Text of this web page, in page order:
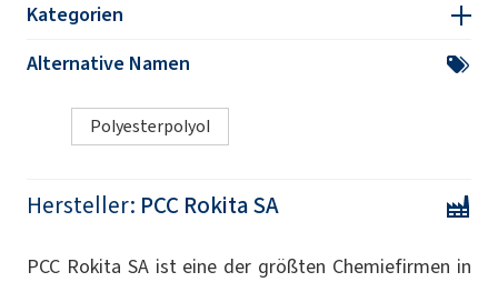
Kategorien
Alternative Namen
Polyesterpolyol
Hersteller: PCC Rokita SA
PCC Rokita SA ist eine der größten Chemiefirmen in